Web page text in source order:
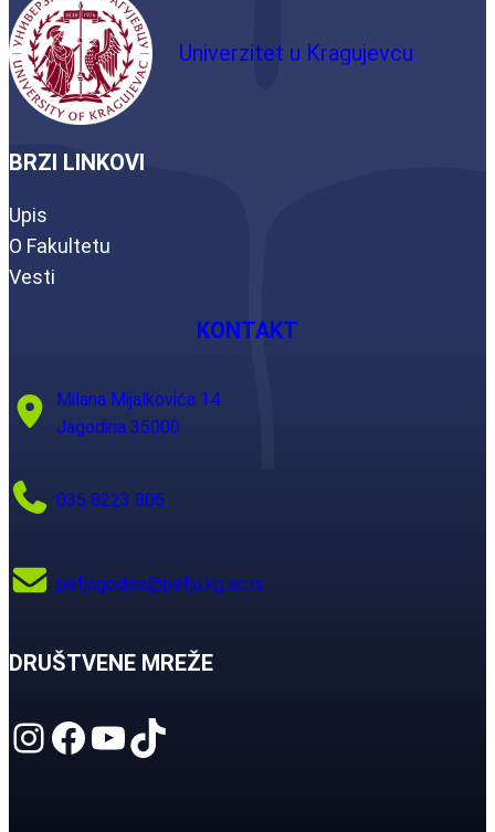
Univerzitet u Kragujevcu
BRZI LINKOVI
Upis
O Fakultetu
Vesti
KONTAKT
Milana Mijalkovića 14
Jagodina 35000
035 8223 805
pefjagodina@pefja.kg.ac.rs
DRUŠTVENE MREŽE
Instagram Facebook YouTube TikTok